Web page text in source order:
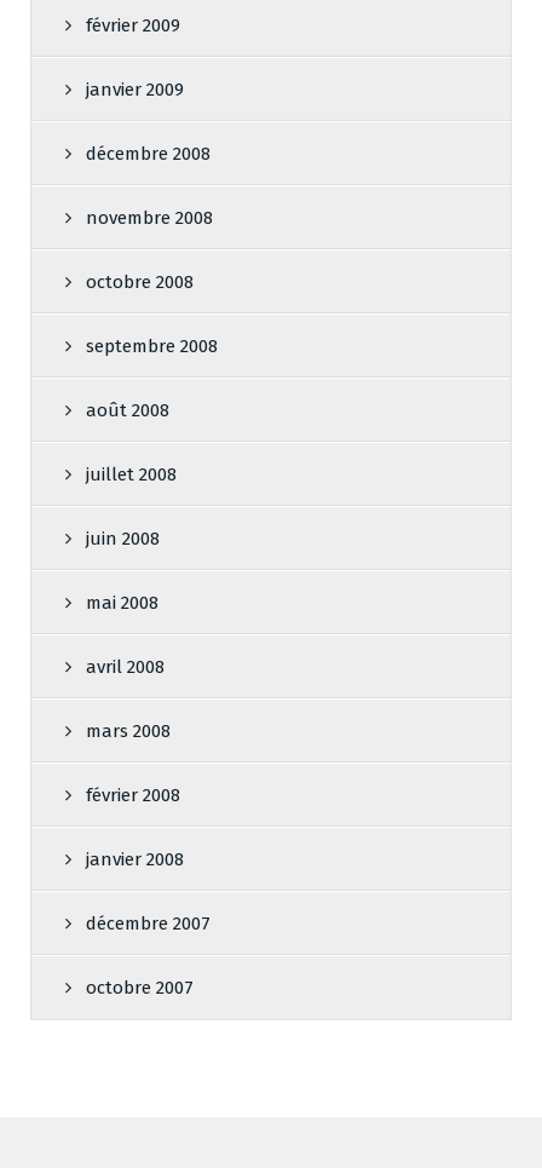
février 2009
janvier 2009
décembre 2008
novembre 2008
octobre 2008
septembre 2008
août 2008
juillet 2008
juin 2008
mai 2008
avril 2008
mars 2008
février 2008
janvier 2008
décembre 2007
octobre 2007